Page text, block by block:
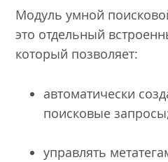
Модуль умной
это отдельный
который позволяет:
автоматически
поисковые
управлять